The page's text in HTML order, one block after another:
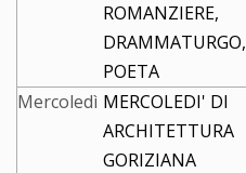
ROMANZIERE,
DRAMMATURGO,
POETA
Mercoledì MERCOLEDI' DI
ARCHITETTURA
GORIZIANA